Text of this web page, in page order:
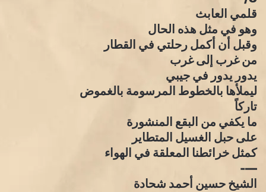
قلمي العابث
وهو في مثل هذه الحال
وقبل أن أكمل رحلتي في القطار
من غرب إلى غرب
يدور يدور في جيبي
ليملأها بالخطوط المرسومة بالغموض
تاركاً
ما يكفي من البقع المنشورة
على حبل الغسيل المتطاير
كمثل خرائطنا المعلقة في الهواء
—-
الشيخ حسين أحمد شحادة